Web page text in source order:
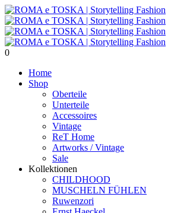
0
Home
Shop
Oberteile
Unterteile
Accessoires
Vintage
ReT Home
Artworks / Vintage
Sale
Kollektionen
CHILDHOOD
MUSCHELN FÜHLEN
Ruwenzori